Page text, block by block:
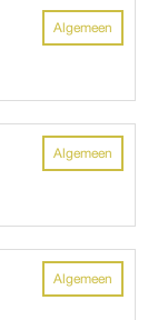
Algemeen
Algemeen
Algemeen